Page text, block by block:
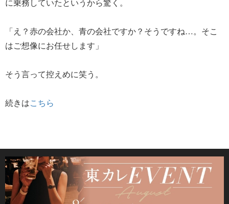
「え？赤の会社か、青の会社ですか？そうですね…。そこ
はご想像にお任せします」
そう言って控えめに笑う。
続きはこちら